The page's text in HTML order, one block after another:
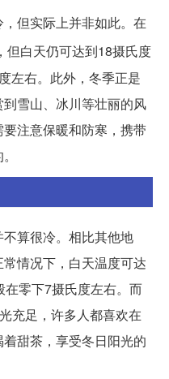
但实际上并非如此。在
但白天仍可达到18摄氏度
左右。此外，冬季正是
雪山、冰川等壮丽的风
注意保暖和防寒，携带
算很冷。相比其他地
情况下，白天温度可达
零下7摄氏度左右。而
充足，许多人都喜欢在
甜茶，享受冬日阳光的